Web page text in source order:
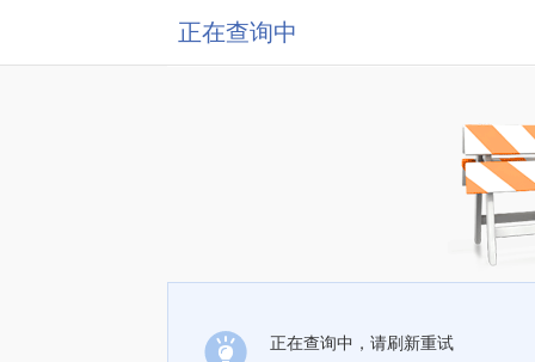
正在查询中
正在查询中，请刷新重试